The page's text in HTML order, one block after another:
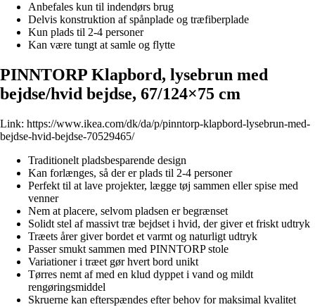
Anbefales kun til indendørs brug
Delvis konstruktion af spånplade og træfiberplade
Kun plads til 2-4 personer
Kan være tungt at samle og flytte
PINNTORP Klapbord, lysebrun med
bejdse/hvid bejdse, 67/124×75 cm
Link: https://www.ikea.com/dk/da/p/pinntorp-klapbord-lysebrun-med-
bejdse-hvid-bejdse-70529465/
Traditionelt pladsbesparende design
Kan forlænges, så der er plads til 2-4 personer
Perfekt til at lave projekter, lægge tøj sammen eller spise med
venner
Nem at placere, selvom pladsen er begrænset
Solidt stel af massivt træ bejdset i hvid, der giver et friskt udtryk
Træets årer giver bordet et varmt og naturligt udtryk
Passer smukt sammen med PINNTORP stole
Variationer i træet gør hvert bord unikt
Tørres nemt af med en klud dyppet i vand og mildt
rengøringsmiddel
Skruerne kan efterspændes efter behov for maksimal kvalitet